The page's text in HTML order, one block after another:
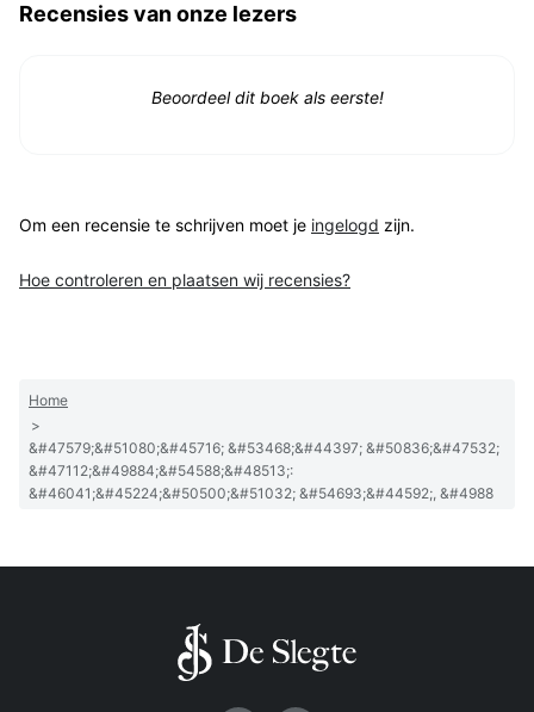
Recensies van onze lezers
Beoordeel dit boek als eerste!
Om een recensie te schrijven moet je ingelogd zijn.
Hoe controleren en plaatsen wij recensies?
Home
>
&#47579;&#51080;&#45716; &#53468;&#44397; &#50836;&#47532;
&#47112;&#49884;&#54588;&#48513;:
&#46041;&#45224;&#50500;&#51032; &#54693;&#44592;, &#4988